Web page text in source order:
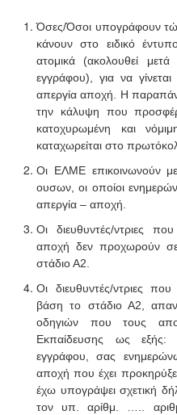
Όσες/Όσοι υπογράφουν
κάνουν στο ειδικό
ατομικά (ακολουθεί
εγγράφου), για να
απεργία αποχή. Η
την κάλυψη που
κατοχυρωμένη και
καταχωρείται στο
Οι ΕΛΜΕ επικοινωνούν
ουσων, οι οποίοι
απεργία – αποχή.
Οι διευθυντές/ντριες
αποχή δεν προχωρούν
στάδιο Α2.
Οι διευθυντές/ντριες
βάση το στάδιο Α2,
οδηγιών που τους
Εκπαίδευσης ως
εγγράφου, σας
αποχή που έχει
έχω υπογράψει σχετική
τον υπ. αρίθμ. …..